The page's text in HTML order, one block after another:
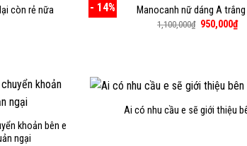
còn rẻ nữa - 14% Manocanh nữ dáng A
1,100,000₫ Giá
950,000₫Giá
khoản bên e
ngại
Ai có nhu cầu e sẽ giới thiệu